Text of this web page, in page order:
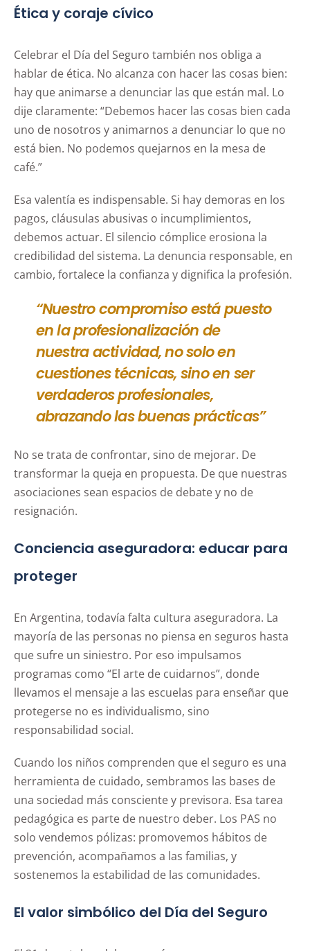
Ética y coraje cívico
Celebrar el Día del Seguro también nos obliga a
hablar de ética. No alcanza con hacer las cosas bien:
hay que animarse a denunciar las que están mal. Lo
dije claramente: “Debemos hacer las cosas bien cada
uno de nosotros y animarnos a denunciar lo que no
está bien. No podemos quejarnos en la mesa de
café.”
Esa valentía es indispensable. Si hay demoras en los
pagos, cláusulas abusivas o incumplimientos,
debemos actuar. El silencio cómplice erosiona la
credibilidad del sistema. La denuncia responsable, en
cambio, fortalece la confianza y dignifica la profesión.
“Nuestro compromiso está puesto
en la profesionalización de
nuestra actividad, no solo en
cuestiones técnicas, sino en ser
verdaderos profesionales,
abrazando las buenas prácticas”
No se trata de confrontar, sino de mejorar. De
transformar la queja en propuesta. De que nuestras
asociaciones sean espacios de debate y no de
resignación.
Conciencia aseguradora: educar para
proteger
En Argentina, todavía falta cultura aseguradora. La
mayoría de las personas no piensa en seguros hasta
que sufre un siniestro. Por eso impulsamos
programas como “El arte de cuidarnos”, donde
llevamos el mensaje a las escuelas para enseñar que
protegerse no es individualismo, sino
responsabilidad social.
Cuando los niños comprenden que el seguro es una
herramienta de cuidado, sembramos las bases de
una sociedad más consciente y previsora. Esa tarea
pedagógica es parte de nuestro deber. Los PAS no
solo vendemos pólizas: promovemos hábitos de
prevención, acompañamos a las familias, y
sostenemos la estabilidad de las comunidades.
El valor simbólico del Día del Seguro